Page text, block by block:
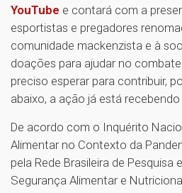
YouTube e contará com a
esportistas e pregadores
comunidade mackenzista e à
doações para ajudar no
preciso esperar para contribuir,
abaixo, a ação já está recebendo
De acordo com o Inquérito
Alimentar no Contexto da
pela Rede Brasileira de Pesquisa
Segurança Alimentar e